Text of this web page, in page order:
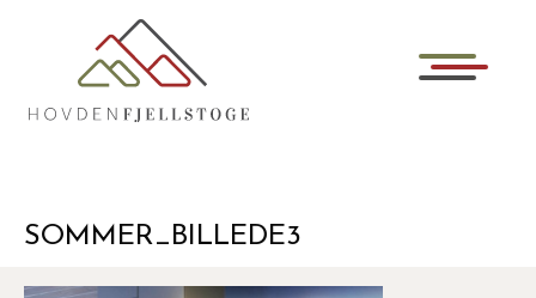
SOMMER_BILLEDE3